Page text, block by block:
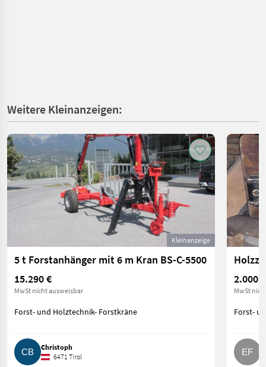
Weitere Kleinanzeigen:
Kleinanzeige
5 t Forstanhänger mit 6 m Kran BS-C-5500
15.290 €
MwSt nicht ausweisbar
Forst- und Holztechnik- Forstkräne
Christoph
6471 Tirol
2.000 €
MwSt
Forst-